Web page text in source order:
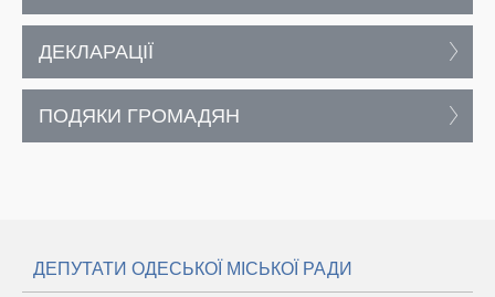
ДЕКЛАРАЦІЇ
ПОДЯКИ ГРОМАДЯН
ДЕПУТАТИ ОДЕСЬКОЇ МІСЬКОЇ РАДИ